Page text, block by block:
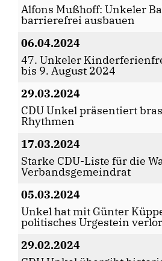
Alfons Mußhoff: Unkeler
barrierefrei ausbauen
06.04.2024
47. Unkeler
bis 9. August 2024
29.03.2024
CDU Unkel präsentiert
Rhythmen
17.03.2024
Starke CDU-Liste für die
Verbandsgemeindrat
05.03.2024
Unkel hat mit Günter
politisches Urgestein
29.02.2024